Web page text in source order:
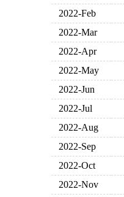
2022-Feb
2022-Mar
2022-Apr
2022-May
2022-Jun
2022-Jul
2022-Aug
2022-Sep
2022-Oct
2022-Nov